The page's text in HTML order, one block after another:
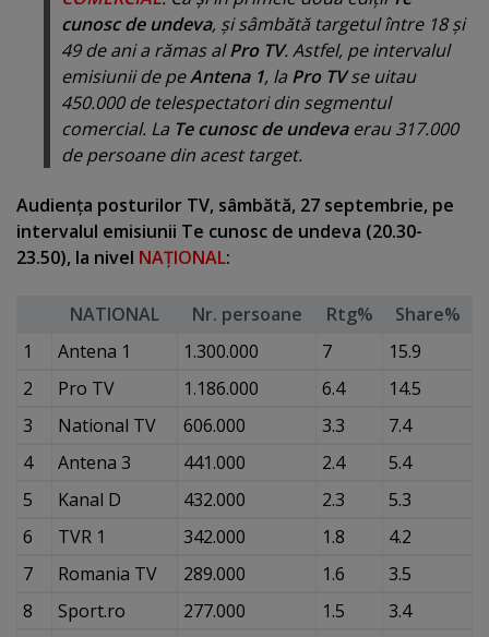
cunosc de undeva, şi sâmbătă targetul între 18 şi
49 de ani a rămas alPro TV. Astfel, pe intervalul
emisiunii de peAntena 1, la Pro TVse uitau
450.000 de telespectatori din segmentul
comercial. La Te cunosc de undevaerau 317.000
de persoane din acest target.
Audienţa posturilor TV, sâmbătă, 27 septembrie, pe
intervalul emisiunii Te cunosc de undeva (20.30-
23.50), la nivel NAŢIONAL:
NATIONAL Nr. persoane Rtg%
Share%
1
Antena 1 1.300.000 7
15.9
2
Pro TV 1.186.000 6.4
14.5
3
National TV 606.000 3.3
7.4
4
Antena 3 441.000 2.4
5.4
5
Kanal D 432.000 2.3
5.3
6
TVR 1 342.000 1.8
4.2
7
Romania TV 289.000 1.6
3.5
8
Sport.ro 277.000 1.5
3.4